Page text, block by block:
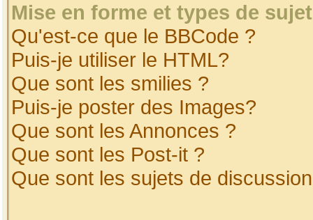
Mise en forme et types de
Qu'est-ce que le BBCode ?
Puis-je utiliser le HTML?
Que sont les smilies ?
Puis-je poster des Images?
Que sont les Annonces ?
Que sont les Post-it ?
Que sont les sujets de